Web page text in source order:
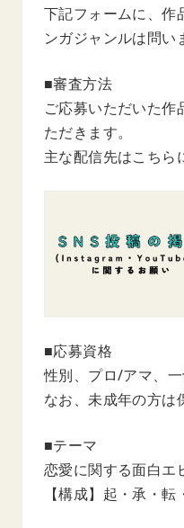
下記フォームに、作
ンガジャンルは問い
■審査方法
ご応募いただいた
ただきます。
主な配信先はこちら
■応募資格
性別、プロ/アマ、
なお、未成年の方は
■テーマ
恋愛に関する面白エ
【構成】起・承・